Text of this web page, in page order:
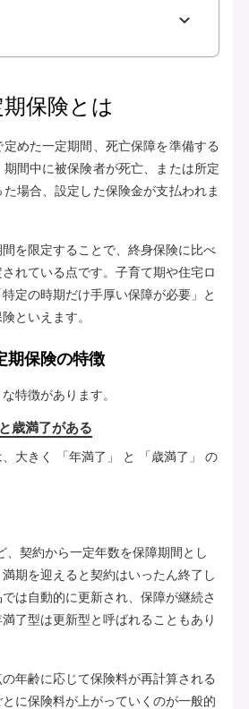
期保険とは
めた一定期間、死亡保障を準備する
間中に被保険者が死亡、または所定
場合、設定した保険金が支払われま
を限定することで、終身保険に比べ
れている点です。子育て期や住宅ロ
定の時期だけ手厚い保障が必要」と
といえます。
期保険の特徴
特徴があります。
歳満了がある
大きく 「年満了」 と 「歳満了」 の
、契約から一定年数を保障期間とし
期を迎えると契約はいったん終了し
は自動的に更新され、保障が継続さ
了型は更新型と呼ばれることもあり
年齢に応じて保険料が再計算される
に保険料が上がっていくのが一般的